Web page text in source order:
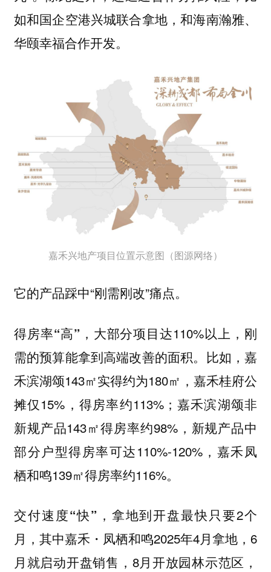
如和国企空港兴城联合拿地，和海南瀚雅、
华颐幸福合作开发。
嘉禾兴地产项目位置示意图（图源网络）
它的产品踩中“刚需刚改”痛点。
得房率“高” ，大部分项目达110%以上，刚
需的预算能拿到高端改善的面积。比如，嘉
禾滨湖颂143㎡实得约为180㎡，嘉禾桂府公
摊仅15%，得房率约113%；嘉禾滨湖颂非
新规产品143㎡得房率约98%，新规产品中
部分户型得房率可达110%-120%，嘉禾凤
栖和鸣139㎡得房率约116%。
交付速度“快” ，拿地到开盘最快只要2个
月，其中嘉禾・凤栖和鸣2025年4月拿地，6
月就启动开盘销售，8月开放园林示范区，